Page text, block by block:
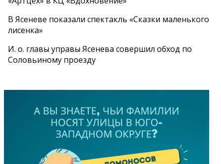
В Ясеневе показали спектакль «Сказки маленького
лисенка»
И. о. главы управы Ясенева совершил обход по
Соловьиному проезду